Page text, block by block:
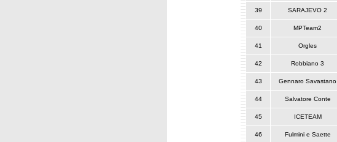
39 SARAJEVO 2
40 MPTeam2
41 Orgles
42 Robbiano 3
43 Gennaro Savastano
44 Salvatore Conte
45 ICETEAM
46 Fulmini e Saette